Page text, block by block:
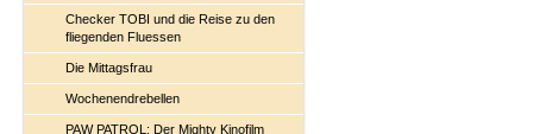
Checker TOBI und die Reise zu den
fliegenden Fluessen
Die Mittagsfrau
Wochenendrebellen
PAW PATROL: Der Mighty Kinofilm